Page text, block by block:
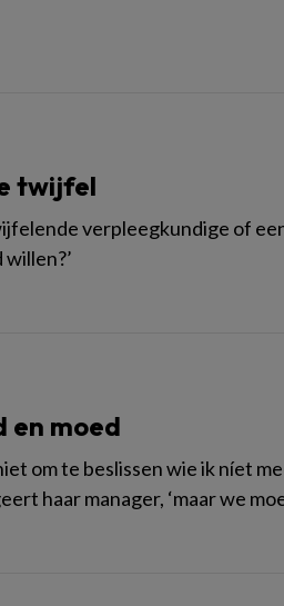
twijfel
verpleegkundige of
en moed
om te beslissen wie ik níet
haar manager, ‘maar we